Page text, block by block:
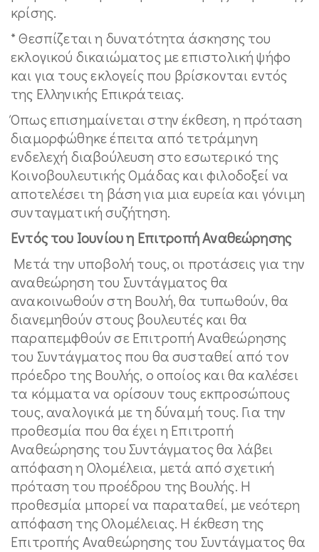
κρίσης.
* Θεσπίζεται η δυνατότητα άσκησης του
εκλογικού δικαιώματος με επιστολική ψήφο
και για τους εκλογείς που βρίσκονται εντός
της Ελληνικής Επικράτειας.
Όπως επισημαίνεται στην έκθεση, η πρόταση
διαμορφώθηκε έπειτα από τετράμηνη
ενδελεχή διαβούλευση στο εσωτερικό της
Κοινοβουλευτικής Ομάδας και φιλοδοξεί να
αποτελέσει τη βάση για μια ευρεία και γόνιμη
συνταγματική συζήτηση.
Εντός του Ιουνίου η Επιτροπή Αναθεώρησης
Μετά την υποβολή τους, οι προτάσεις για την
αναθεώρηση του Συντάγματος θα
ανακοινωθούν στη Βουλή, θα τυπωθούν, θα
διανεμηθούν στους βουλευτές και θα
παραπεμφθούν σε Επιτροπή Αναθεώρησης
του Συντάγματος που θα συσταθεί από τον
πρόεδρο της Βουλής, ο οποίος και θα καλέσει
τα κόμματα να ορίσουν τους εκπροσώπους
τους, αναλογικά με τη δύναμή τους. Για την
προθεσμία που θα έχει η Επιτροπή
Αναθεώρησης του Συντάγματος θα λάβει
απόφαση η Ολομέλεια, μετά από σχετική
πρόταση του προέδρου της Βουλής. Η
προθεσμία μπορεί να παραταθεί, με νεότερη
απόφαση της Ολομέλειας. Η έκθεση της
Επιτροπής Αναθεώρησης του Συντάγματος θα